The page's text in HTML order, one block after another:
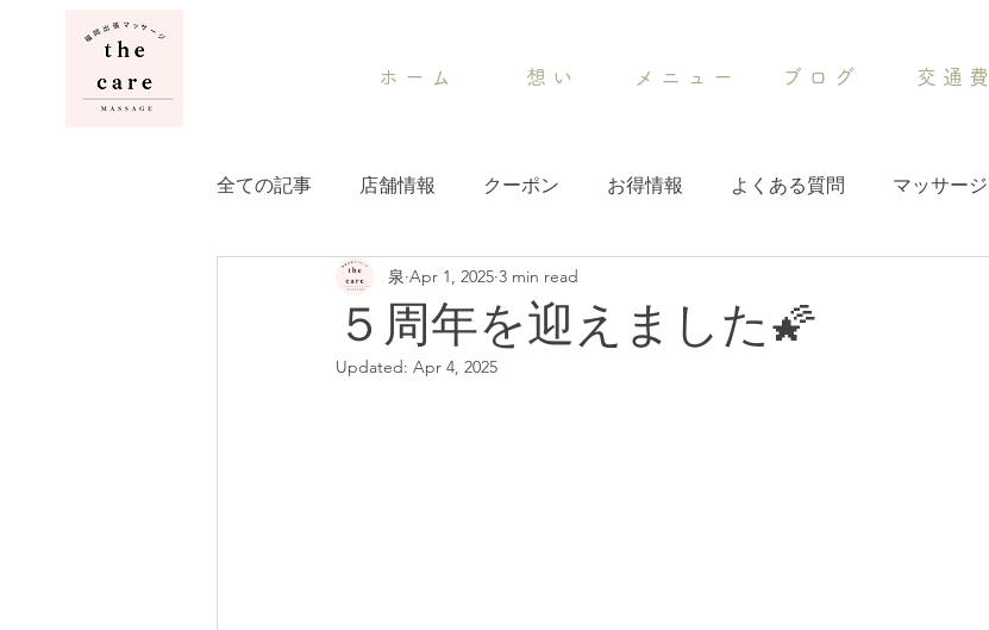
ホ ー ム 想 い メ ニ ュ ー ブ ロ グ 交 通 費
全ての記事 店舗情報 クーポン お得情報 よくある質問 マッサージ
５周年を迎えました🌠
泉 Apr 1, 2025 3 min read
Updated: Apr 4, 2025